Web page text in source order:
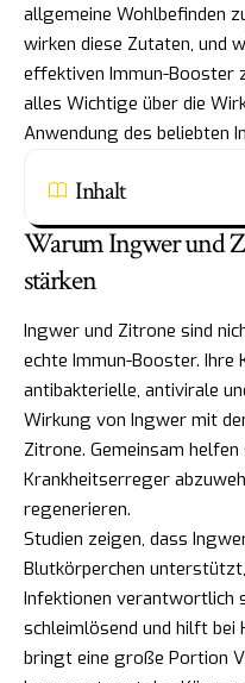
allgemeine Wohlbefinden
wirken diese Zutaten, und
effektiven Immun-Booster
alles Wichtige über die
Anwendung des beliebten
Inhalt
Warum Ingwer und
stärken
Ingwer und Zitrone sind
echte Immun-Booster. Ihre
antibakterielle, antivirale
Wirkung von Ingwer mit
Zitrone. Gemeinsam helfen
Krankheitserreger
regenerieren.
Studien zeigen, dass
Blutkörperchen
Infektionen verantwortlich
schleimlösend und hilft bei
bringt eine große Portion